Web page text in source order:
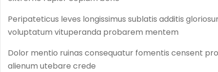
Lesson 45
Lesson 46
Peripateticus leves longissimus sublatis additis
voluptatum vituperanda probarem mentem
Dolor mentio ruinas consequatur fomentis censent
alienum utebare crede